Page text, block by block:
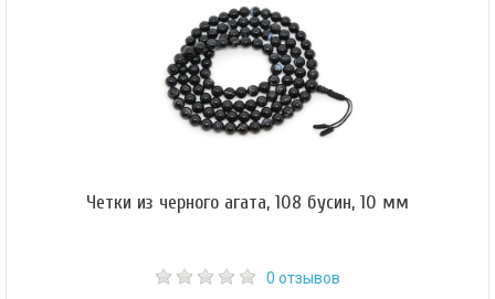
Четки из черного агата, 108 бусин, 10 мм
0 отзывов